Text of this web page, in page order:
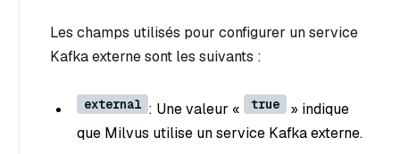
Les champs utilisés pour configurer un service
Kafka externe sont les suivants :
external : Une valeur « true
» indique
que Milvus utilise un service Kafka externe.